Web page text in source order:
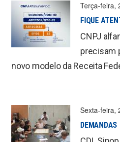
Terça-feira,
FIQUE
CNPJ
precisam
novo modelo da Receita
Sexta-feira,
DEMANDAS